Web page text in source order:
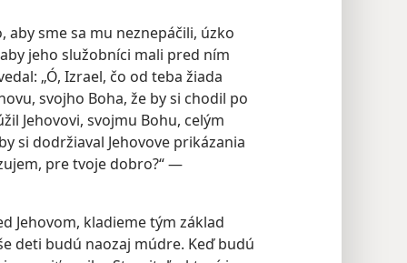
aby sme sa mu neznepáčili, úzko
jeho služobníci mali pred ním
„Ó, Izrael, čo od teba žiada
svojho Boha, že by si chodil po
Jehovovi, svojmu Bohu, celým
si dodržiaval Jehovove prikázania
pre tvoje dobro?“ —
Jehovom, kladieme tým základ
deti budú naozaj múdre. Keď budú